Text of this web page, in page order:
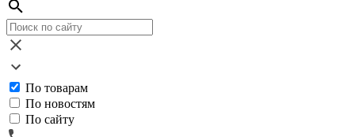
По товарам
По новостям
По сайту